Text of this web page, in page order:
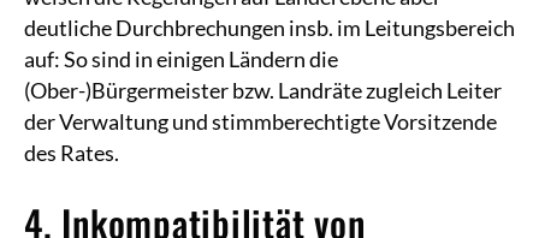
deutliche Durchbrechungen insb. im Leitungsbereich
auf: So sind in einigen Ländern die
(Ober-)Bürgermeister bzw. Landräte zugleich Leiter
der Verwaltung und stimmberechtigte Vorsitzende
des Rates.
4. Inkompatibilität von